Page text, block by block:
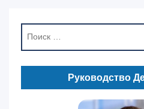
Руководство